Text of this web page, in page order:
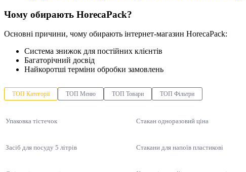
Чому обирають HorecaPack?
Основні причини, чому обирають інтернет-магазин HorecaPack:
Система знижок для постійних клієнтів
Багаторічний досвід
Найкоротші терміни обробки замовлень
ТОП Категорії ТОП Меню ТОП Товари ТОП Фільтри
Упаковка тістечок
Засіб для посуду 5 літрів
Стакан одноразовий ціна
Стакани для напоїв пластикові